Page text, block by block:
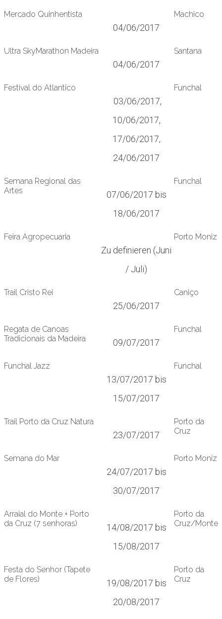
Mercado Quinhentista
04/06/2017
Machico
Ultra SkyMarathon Madeira
04/06/2017
Santana
Festival do Atlantico
03/06/2017,
10/06/2017,
17/06/2017,
24/06/2017
Funchal
Semana Regional das
Artes
07/06/2017 bis
18/06/2017
Funchal
Feira Agropecuaria
Zu definieren (Juni
/ Juli)
Porto Moniz
Trail Cristo Rei
25/06/2017
Caniço
Regata de Canoas
Tradicionais da Madeira
09/07/2017
Funchal
Funchal Jazz
13/07/2017 bis
15/07/2017
Funchal
Trail Porto da Cruz Natura
23/07/2017
Porto da
Cruz
Semana do Mar
24/07/2017 bis
30/07/2017
Porto Moniz
Arraial do Monte + Porto
da Cruz (7 senhoras)
14/08/2017 bis
15/08/2017
Porto da
Cruz/Monte
Festa do Senhor (Tapete
de Flores)
19/08/2017 bis
20/08/2017
Porto da
Cruz